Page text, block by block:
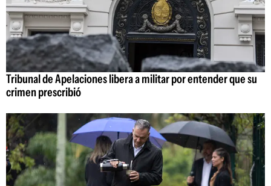
Tribunal de Apelaciones libera a militar por entender que su
crimen prescribió